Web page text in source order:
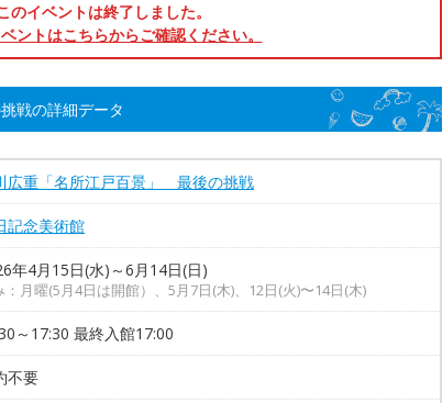
のイベントは終了しました。
ントはこちらからご確認ください。
戦の詳細データ
広重「名所江戸百景」 最後の挑戦
記念美術館
年4月15日(水)～6月14日(日)
：月曜(5月4日は開館）、5月7日(木)、12日(火)〜14日(木)
～17:30 最終入館17:00
不要